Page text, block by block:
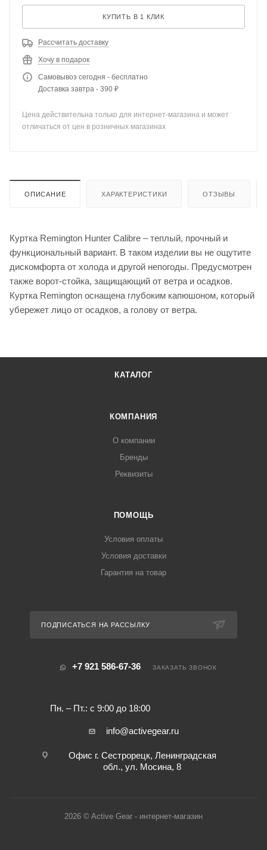
КУПИТЬ В 1 КЛИК
Рассчитать доставку
Хочу в подарок
Самовывоз сегодня - бесплатно
Доставка завтра - 390 ₽
Цена действительна только для интернет-магазина и может
отличаться от цен в розничных магазинах
ОПИСАНИЕ ХАРАКТЕРИСТИКИ ОТЗЫВЫ
Куртка Remington Hunter Calibre – теплый, прочный и
функциональный вариант. В таком изделии вы не ощутите
дискомфорта от холода и другой непогоды. Предусмотрен
также ворот-стойка, защищающий от ветра и осадков.
Куртка Remington оснащена глубоким капюшоном, который
убережет лицо от осадков, а голову от ветра.
КАТАЛОГ
КОМПАНИЯ
О компании
Бренды
Реквизиты
ПОМОЩЬ
Условия оплаты
Условия доставки
Гарантия на товар
ПОДПИСАТЬСЯ НА РАССЫЛКУ
+7 921 586-67-36
Пн. – Пт.: с 9:00 до 18:00
ЗАКАЗАТЬ ЗВОНОК
info@activegear.ru
Офис г. Сестрорецк, Ленинградская
обл., ул. Мосина, 8
2026 © Active Gear - интернет-магазин